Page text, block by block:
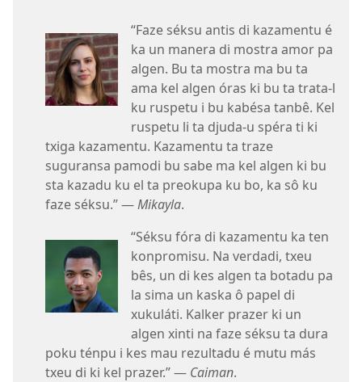
“Faze séksu antis di kazamentu é
ka un manera di mostra amor pa
algen. Bu ta mostra ma bu ta
ama kel algen óras ki bu ta trata-l
ku ruspetu i bu kabésa tanbê. Kel
ruspetu li ta djuda-u spéra ti ki
txiga kazamentu. Kazamentu ta traze
suguransa pamodi bu sabe ma kel algen ki bu
sta kazadu ku el ta preokupa ku bo, ka sô ku
faze séksu.” —Mikayla.
“Séksu fóra di kazamentu ka ten
konpromisu. Na verdadi, txeu
bês, un di kes algen ta botadu pa
la sima un kaska ô papel di
xukuláti. Kalker prazer ki un
algen xinti na faze séksu ta dura
poku ténpu i kes mau rezultadu é mutu más
txeu di ki kel prazer.” — Caiman.